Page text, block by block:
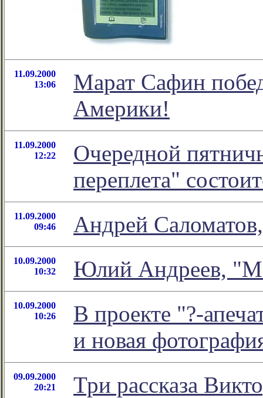
11.09.2000
13:06
Марат Сафин
Америки!
11.09.2000
12:22
Очередной
переплета"
11.09.2000
09:46
Андрей
10.09.2000
10:32
Юлий Андреев,
10.09.2000
10:26
В проекте "?-
и новая
09.09.2000
20:21
Три рассказа